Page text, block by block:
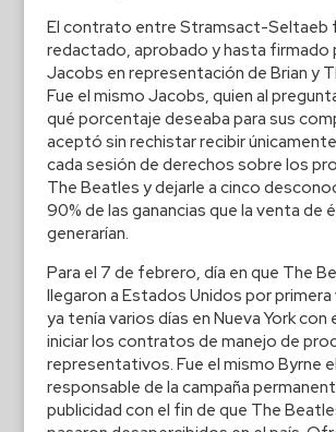
El contrato entre Stramsact-Seltaeb
redactado, aprobado y hasta firmado
Jacobs en representación de Brian y
Fue el mismo Jacobs, quien al
qué porcentaje deseaba para sus
aceptó sin rechistar recibir únicamente
cada sesión de derechos sobre los
The Beatles y dejarle a cinco
90% de las ganancias que la venta de
generarían.
Para el 7 de febrero, día en que The
llegaron a Estados Unidos por primera
ya tenía varios días en Nueva York con
iniciar los contratos de manejo de
representativos. Fue el mismo Byrne el
responsable de la campaña
publicidad con el fin de que The